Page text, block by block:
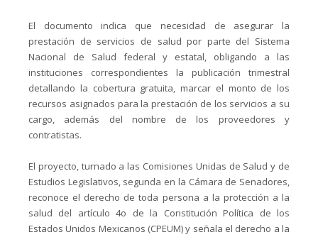
El documento indica que necesidad de asegurar la
prestación de servicios de salud por parte del Sistema
Nacional de Salud federal y estatal, obligando a las
instituciones correspondientes la publicación trimestral
detallando la cobertura gratuita, marcar el monto de los
recursos asignados para la prestación de los servicios a su
cargo, además del nombre de los proveedores y
contratistas.
El proyecto, turnado a las Comisiones Unidas de Salud y de
Estudios Legislativos, segunda en la Cámara de Senadores,
reconoce el derecho de toda persona a la protección a la
salud del artículo 4o de la Constitución Política de los
Estados Unidos Mexicanos (CPEUM) y señala el derecho a la